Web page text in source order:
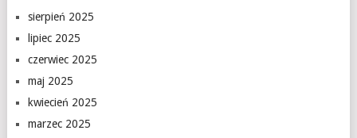
sierpień 2025
lipiec 2025
czerwiec 2025
maj 2025
kwiecień 2025
marzec 2025